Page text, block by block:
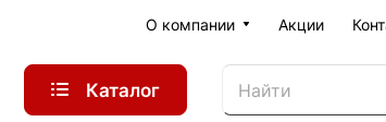
О компании Акции
Каталог